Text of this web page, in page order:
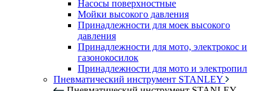
Насосы поверхностные
Мойки высокого давления
Принадлежности для моек высокого
давления
Принадлежности для мото, электрокос и
газонокосилок
Принадлежности для мото и электропил
Пневматический инструмент STANLEY